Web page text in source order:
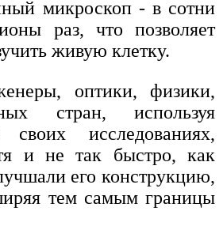
микроскоп - в сотни
раз, что позволяет
живую клетку.
оптики, физики,
стран, используя
исследованиях,
и не так быстро, как
его конструкцию,
тем самым границы